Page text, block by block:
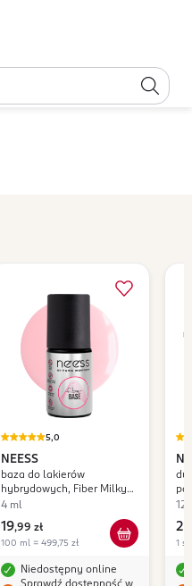
5,0
NEESS
baza do lakierów
hybrydowych, Fiber Milky
Rose
4 ml
19,99 zł
100 ml = 499,75 zł
Niedostępny online
23
1